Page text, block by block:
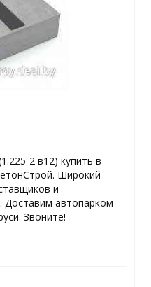
2 в12) купить в
Широкий
и
Доставим автопарком
Звоните!